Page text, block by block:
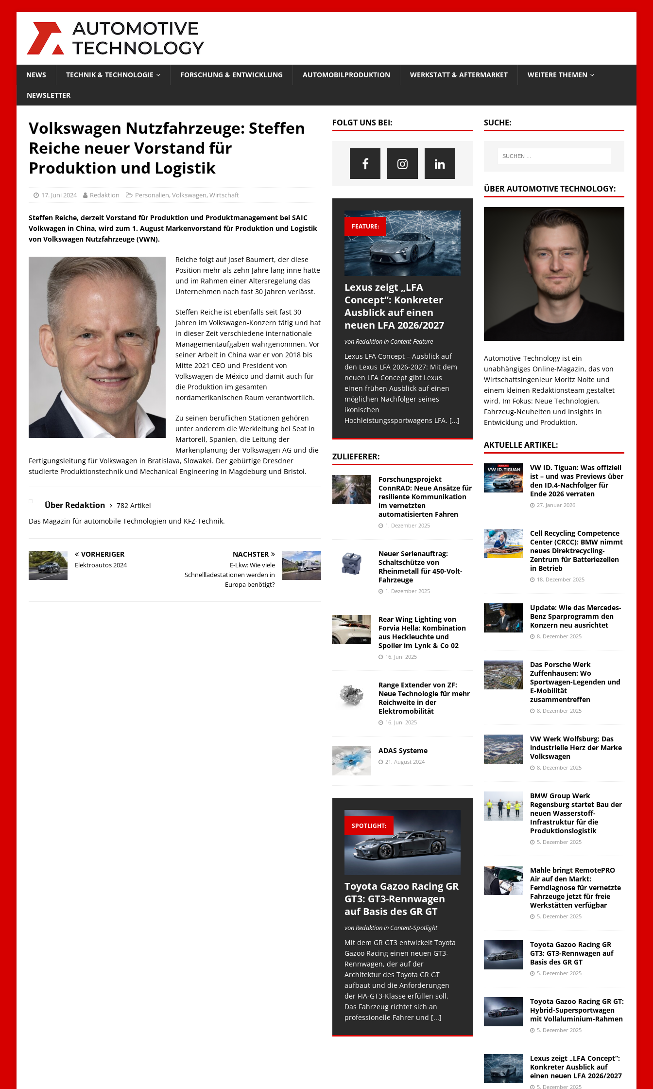
NEWS TECHNIK & TECHNOLOGIE FORSCHUNG & ENTWICKLUNG AUTOMOBILPRODUKTION WERKSTATT & AFTERMARKET WEITERE THEMEN
NEWSLETTER
Volkswagen Nutzfahrzeuge: Steffen
Reiche neuer Vorstand für
Produktion und Logistik
17. Juni 2024 Redaktion Personalien,Volkswagen,Wirtschaft
Steffen Reiche, derzeit Vorstand für Produktion und Produktmanagement bei SAIC
Volkwagen in China, wird zum 1. August Markenvorstand für Produktion und Logistik
von Volkswagen Nutzfahrzeuge (VWN).
Reiche folgt auf Josef Baumert, der diese
Position mehr als zehn Jahre lang inne hatte
und im Rahmen einer Altersregelung das
Unternehmen nach fast 30 Jahren verlässt.
Steffen Reiche ist ebenfalls seit fast 30
Jahren im Volkswagen-Konzern tätig und hat
in dieser Zeit verschiedene internationale
Managementaufgaben wahrgenommen. Vor
seiner Arbeit in China war er von 2018 bis
Mitte 2021 CEO und President von
Volkswagen de México und damit auch für
die Produktion im gesamten
nordamerikanischen Raum verantwortlich.
Zu seinen beruflichen Stationen gehören
unter anderem die Werkleitung bei Seat in
Martorell, Spanien, die Leitung der
Markenplanung der Volkswagen AG und die
Fertigungsleitung für Volkswagen in Bratislava, Slowakei. Der gebürtige Dresdner
studierte Produktionstechnik und Mechanical Engineering in Magdeburg und Bristol.
Über Redaktion
782 Artikel
Das Magazin für automobile Technologien und KFZ-Technik.
VORHERIGER
Elektroautos 2024
NÄCHSTER
E-Lkw: Wie viele
Schnellladestationen werden in
Europa benötigt?
FOLGT UNS BEI:
FEATURE:
Lexus zeigt „LFA
Concept“: Konkreter
Ausblick auf einen
neuen LFA 2026/2027
von Redaktion in Content-Feature
Lexus LFA Concept – Ausblick auf
den Lexus LFA 2026-2027: Mit dem
neuen LFA Concept gibt Lexus
einen frühen Ausblick auf einen
möglichen Nachfolger seines
ikonischen
Hochleistungssportwagens LFA. […]
ZULIEFERER:
Forschungsprojekt
ConnRAD: Neue Ansätze für
resiliente Kommunikation
im vernetzten
automatisierten Fahren
1. Dezember 2025
Neuer Serienauftrag:
Schaltschütze von
Rheinmetall für 450-Volt-
Fahrzeuge
1. Dezember 2025
Rear Wing Lighting von
Forvia Hella: Kombination
aus Heckleuchte und
Spoiler im Lynk & Co 02
16. Juni 2025
Range Extender von ZF:
Neue Technologie für mehr
Reichweite in der
Elektromobilität
16. Juni 2025
ADAS Systeme
21. August 2024
SPOTLIGHT:
Toyota Gazoo Racing GR
GT3: GT3-Rennwagen
auf Basis des GR GT
von Redaktion in Content-Spotlight
Mit dem GR GT3 entwickelt Toyota
Gazoo Racing einen neuen GT3-
Rennwagen, der auf der
Architektur des Toyota GR GT
aufbaut und die Anforderungen
der FIA-GT3-Klasse erfüllen soll.
Das Fahrzeug richtet sich an
professionelle Fahrer und [...]
SUCHE:
ÜBER AUTOMOTIVE TECHNOLOGY:
Automotive-Technology ist ein
unabhängiges Online-Magazin, das von
Wirtschaftsingenieur Moritz Nolte und
einem kleinen Redaktionsteam gestaltet
wird. Im Fokus: Neue Technologien,
Fahrzeug-Neuheiten und Insights in
Entwicklung und Produktion.
AKTUELLE ARTIKEL:
VW ID. Tiguan: Was offiziell
ist – und was Previews über
den ID.4-Nachfolger für
Ende 2026 verraten
27. Januar 2026
Cell Recycling Competence
Center (CRCC): BMW nimmt
neues Direktrecycling-
Zentrum für Batteriezellen
in Betrieb
18. Dezember 2025
Update: Wie das Mercedes-
Benz Sparprogramm den
Konzern neu ausrichtet
8. Dezember 2025
Das Porsche Werk
Zuffenhausen: Wo
Sportwagen-Legenden und
E-Mobilität
zusammentreffen
8. Dezember 2025
VW Werk Wolfsburg: Das
industrielle Herz der Marke
Volkswagen
8. Dezember 2025
BMW Group Werk
Regensburg startet Bau der
neuen Wasserstoff-
Infrastruktur für die
Produktionslogistik
5. Dezember 2025
Mahle bringt RemotePRO
Air auf den Markt:
Ferndiagnose für vernetzte
Fahrzeuge jetzt für freie
Werkstätten verfügbar
5. Dezember 2025
Toyota Gazoo Racing GR
GT3: GT3-Rennwagen auf
Basis des GR GT
5. Dezember 2025
Toyota Gazoo Racing GR GT:
Hybrid-Supersportwagen
mit Vollaluminium-Rahmen
5. Dezember 2025
Lexus zeigt „LFA Concept“:
Konkreter Ausblick auf
einen neuen LFA 2026/2027
5. Dezember 2025